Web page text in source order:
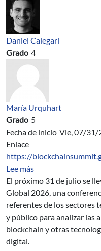
Daniel Calegari
Grado 4
María Urquhart
Grado 5
Fecha de inicio Vie, 07/31/
Enlace
https://
Lee mássobre Blockchain
El próximo 31 de julio se
Global 2026, una
referentes de los sectores
y público para analizar las
blockchain y otras
digital.